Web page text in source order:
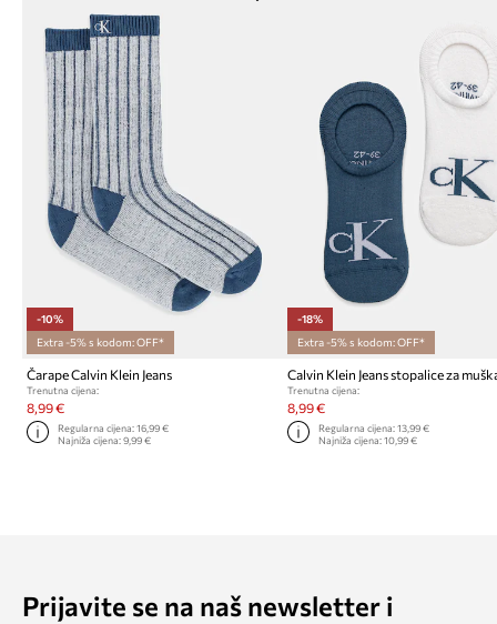
-10%
Extra -5% s kodom: OFF*
Čarape Calvin Klein Jeans
Trenutna cijena:
8,99 €
Regularna cijena:16,99 €
Najniža cijena:9,99 €
-18%
Extra -5% s kodom: OFF*
Trenutna cijena:
8,99 €
Regularna cijena: 13,99 €
Najniža cijena: 10,99 €
Prijavite se na naš newsletter i